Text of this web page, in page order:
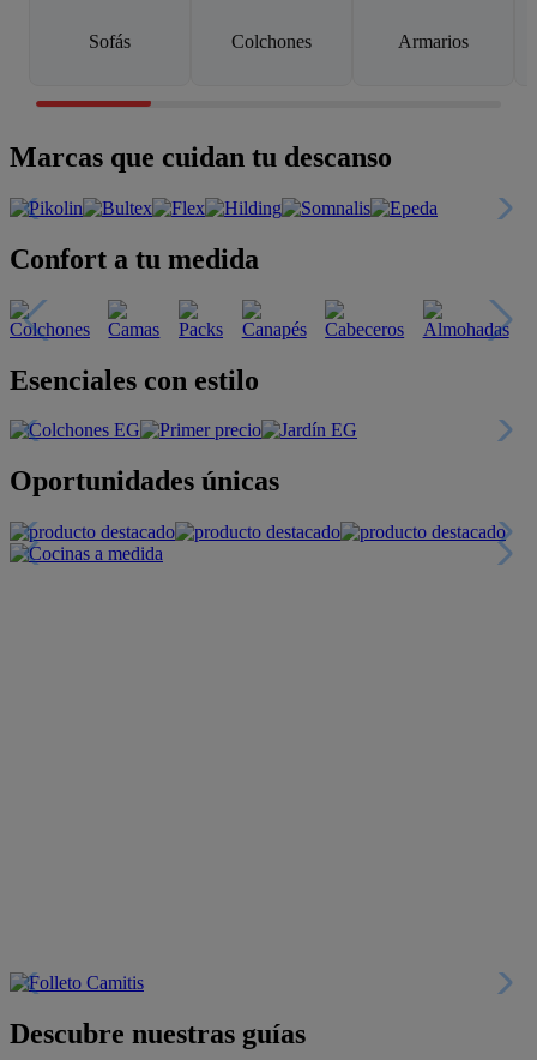
Sofás Colchones Armarios
Marcas que cuidan tu descanso
Confort a tu medida
Esenciales con estilo
Oportunidades únicas
Descubre nuestras guías